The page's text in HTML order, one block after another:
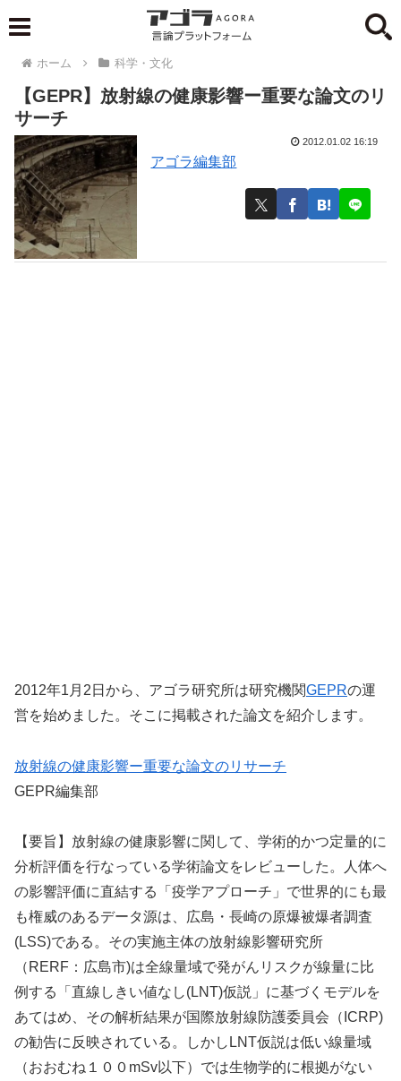
ホーム 科学・文化
【GEPR】放射線の健康影響ー重要な論文のリ
サーチ
アゴラ編集部
2012.01.02 16:19
2012年1月2日から、アゴラ研究所は研究機関GEPRの運
営を始めました。そこに掲載された論文を紹介します。
放射線の健康影響ー重要な論文のリサーチ
GEPR編集部
【要旨】放射線の健康影響に関して、学術的かつ定量的に
分析評価を行なっている学術論文をレビューした。人体へ
の影響評価に直結する「疫学アプローチ」で世界的にも最
も権威のあるデータ源は、広島・長崎の原爆被爆者調査
(LSS)である。その実施主体の放射線影響研究所
（RERF：広島市)は全線量域で発がんリスクが線量に比
例する「直線しきい値なし(LNT)仮説」に基づくモデルを
あてはめ、その解析結果が国際放射線防護委員会（ICRP)
の勧告に反映されている。しかしLNT仮説は低い線量域
（おおむね１００mSv以下）では生物学的に根拠がない